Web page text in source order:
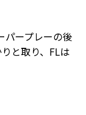
パープレーの後
と取り、FLは